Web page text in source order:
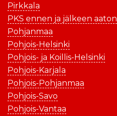
Pirkkala
PKS ennen ja jälkeen aaton
Pohjanmaa
Pohjois-Helsinki
Pohjois- ja Koillis-Helsinki
Pohjois-Karjala
Pohjois-Pohjanmaa
Pohjois-Savo
Pohjois-Vantaa